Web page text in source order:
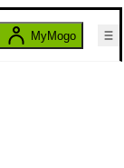
MyMogo